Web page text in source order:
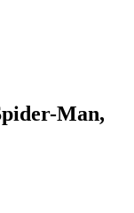
Man,